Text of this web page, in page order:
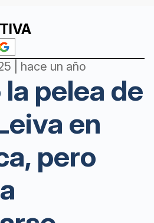
| hace un año
pelea de
en
pero